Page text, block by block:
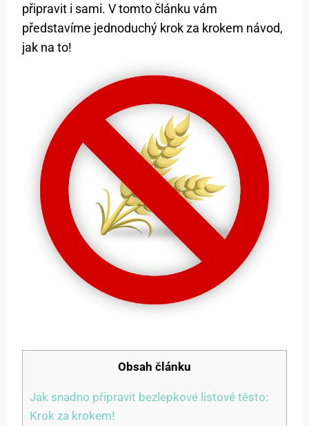
připravit i sami. V tomto článku vám
představíme jednoduchý krok za krokem návod,
jak na to!
Obsah článku
Jak snadno připravit bezlepkové listové těsto:
Krok za krokem!